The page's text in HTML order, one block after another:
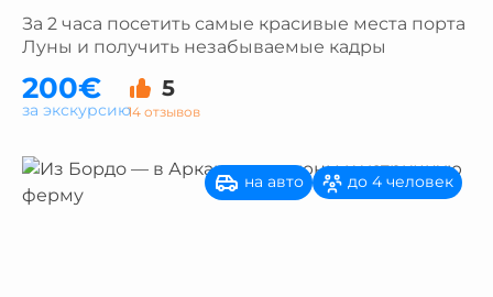
За 2 часа посетить самые красивые места порта
Луны и получить незабываемые кадры
200€ 5
14 отзывов
за экскурсию
на авто до 4 человек